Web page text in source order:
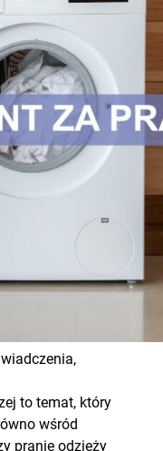
to temat, który
wśród
pranie odzieży